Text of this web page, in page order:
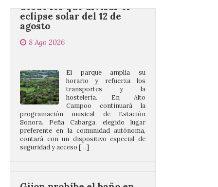
8 Ago 2026
Campoo continuará la
programación musical de Estación
Sonora. Peña Cabarga, elegido lugar
preferente en la comunidad autónoma,
contará con un dispositivo especial de
seguridad y acceso […]
Gijon prohíbe el baño en
partir de las 19.00 horas.